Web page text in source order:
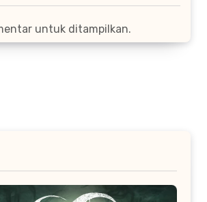
untuk ditampilkan.